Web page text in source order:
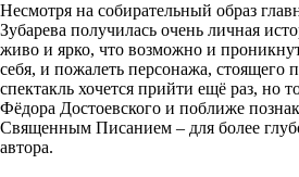
Несмотря на собирательный образ
Зубарева получилась очень личная
живо и ярко, что возможно и
себя, и пожалеть персонажа, стоящего
спектакль хочется прийти ещё раз, но
Фёдора Достоевского и поближе
Священным Писанием – для более
автора.